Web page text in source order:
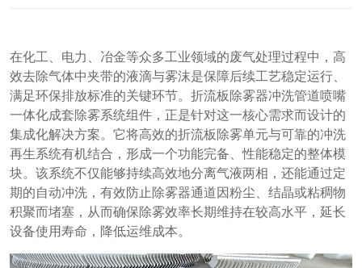
在化工、电力、冶金等众多工业领域的废气处理过程中，高
效去除气体中夹带的液滴与雾沫是保障后续工艺稳定运行、
满足环保排放标准的关键环节。折流板除雾器冲洗管道喷嘴
一体化成套除雾系统组件，正是针对这一核心需求而设计的
集成化解决方案。它将高效的折流板除雾单元与可靠的冲洗
再生系统有机结合，形成一个功能完备、性能稳定的整体模
块。该系统不仅能够持续高效地分离气液两相，还能通过定
期的自动冲洗，有效防止除雾器通道因粉尘、结晶或粘稠物
积聚而堵塞，从而确保除雾效率长期维持在较高水平，延长
设备使用寿命，降低运维成本。